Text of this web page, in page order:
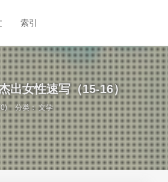
索引
出女性速写（15-16）
分类：文学